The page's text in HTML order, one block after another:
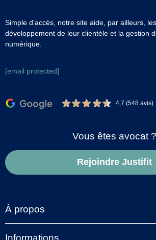
Simple d’accès, notre site aide, par ailleurs,
développement de leur clientèle et la gestion
numérique.
[email protected]
4,7 (548 avis)
Vous êtes avocat ?
Rejoindre Justifit
À propos
Informations